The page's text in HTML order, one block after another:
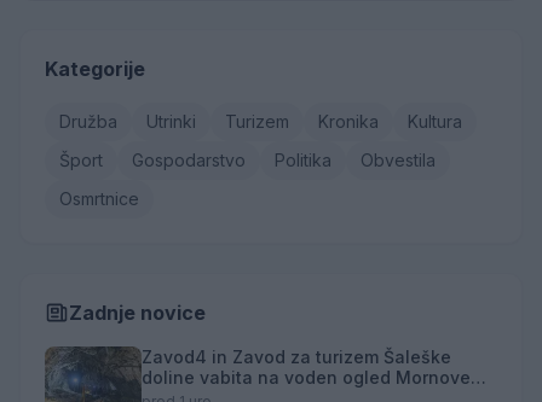
Kategorije
Družba Utrinki Turizem Kronika
Kultura
Šport
Gospodarstvo Politika
Obvestila
Osmrtnice
Zadnje novice
Zavod4 in Zavod za turizem Šaleške
doline vabita na voden ogled Mornove